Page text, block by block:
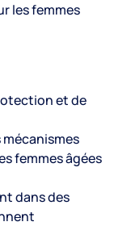
les femmes
et de
femmes âgées
dans des